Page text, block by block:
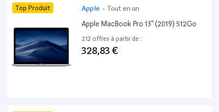
Top Produit Apple - Tout en un
Apple MacBook Pro 13” (2019) 512Go
212 offres à partir de :
328,83 €